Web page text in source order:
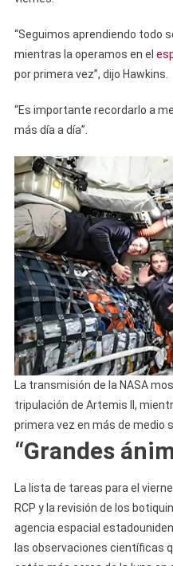
“Seguimos aprendiendo todo
mientras la operamos en el
por primera vez”, dijo Hawkins.
“Es importante recordarlo a
más día a día”.
La transmisión de la NASA
tripulación de Artemis II,
primera vez en más de medio
“Grandes
La lista de tareas para el
RCP y la revisión de los
agencia espacial
las observaciones científicas